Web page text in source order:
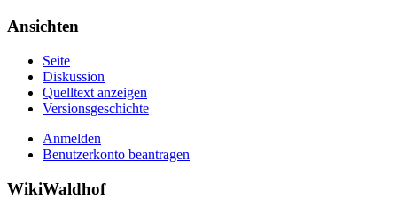
Ansichten
Seite
Diskussion
Quelltext anzeigen
Versionsgeschichte
Anmelden
Benutzerkonto beantragen
WikiWaldhof